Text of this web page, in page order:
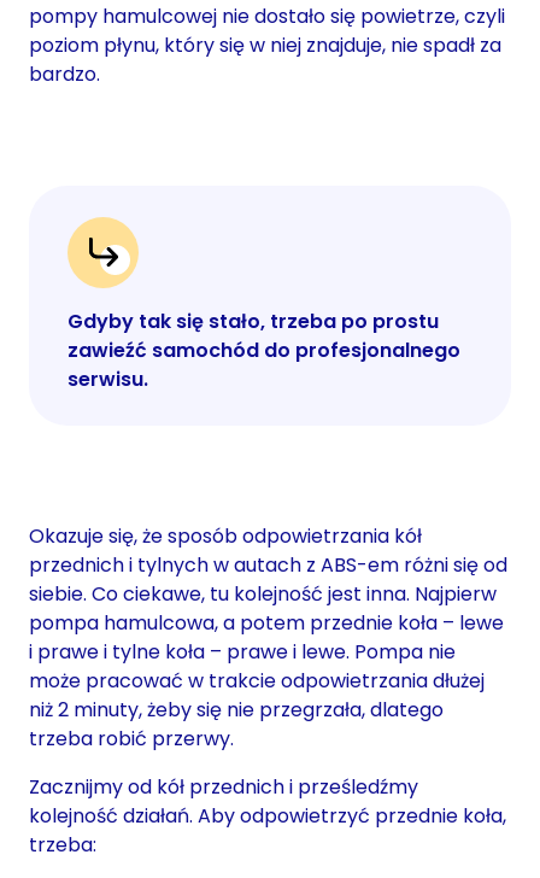
pompy hamulcowej nie dostało się powietrze, czyli
poziom płynu, który się w niej znajduje, nie spadł za
bardzo.
Gdyby tak się stało, trzeba po prostu
zawieźć samochód do profesjonalnego
serwisu.
Okazuje się, że sposób odpowietrzania kół
przednich i tylnych w autach z ABS-em różni się od
siebie. Co ciekawe, tu kolejność jest inna. Najpierw
pompa hamulcowa, a potem przednie koła – lewe
i prawe i tylne koła – prawe i lewe. Pompa nie
może pracować w trakcie odpowietrzania dłużej
niż 2 minuty, żeby się nie przegrzała, dlatego
trzeba robić przerwy.
Zacznijmy od kół przednich i prześledźmy
kolejność działań. Aby odpowietrzyć przednie koła,
trzeba: